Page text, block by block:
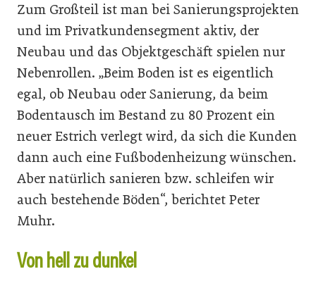
Zum Großteil ist man bei Sanierungsprojekten
und im Privatkundensegment aktiv, der
Neubau und das Objektgeschäft spielen nur
Nebenrollen. „Beim Boden ist es eigentlich
egal, ob Neubau oder Sanierung, da beim
Bodentausch im Bestand zu 80 Prozent ein
neuer Estrich verlegt wird, da sich die Kunden
dann auch eine Fußbodenheizung wünschen.
Aber natürlich sanieren bzw. schleifen wir
auch bestehende Böden“, berichtet Peter
Muhr.
Von hell zu dunkel